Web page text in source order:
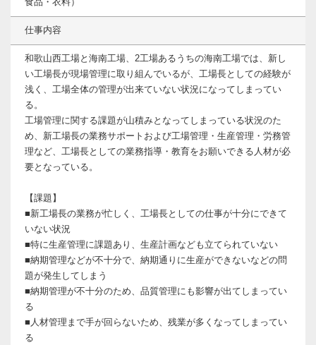
仕事内容
和歌山西工場と海南工場、2工場あるうちの海南工場では、新し
い工場長が現場管理に取り組んでいるが、工場長としての経験が
浅く、工場全体の管理が出来ていない状況になってしまってい
る。
工場管理に関する課題が山積みとなってしまっている状況のた
め、新工場長の業務サポートおよび工場管理・生産管理・労務管
理など、工場長としての業務指導・教育をお願いできる人材が必
要となっている。
【課題】
■新工場長の業務が忙しく、工場長としての仕事が十分にできて
いない状況
■特に生産管理に課題あり、生産計画なども立てられていない
■納期管理などが不十分で、納期通りに生産ができないなどの問
題が発生してしまう
■納期管理が不十分のため、品質管理にも影響が出てしまってい
る
■人材管理まで手が回らないため、残業が多くなってしまってい
る